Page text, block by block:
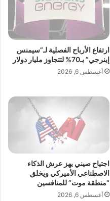
ارتفاع الأرباح الفصلية لـ”سيمنس
إينرجي” بـ70% لتتجاوز مليار دولار
أغسطس 6, 2026
اجتياح صيني يهز عرش الذكاء
الاصطناعي الأميركي ويخلق
“منطقة موت” للمنافسين
أغسطس 6, 2026